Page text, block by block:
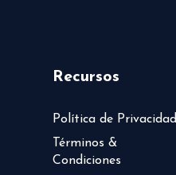
Recursos
Política de Privacidad
Términos &
Condiciones